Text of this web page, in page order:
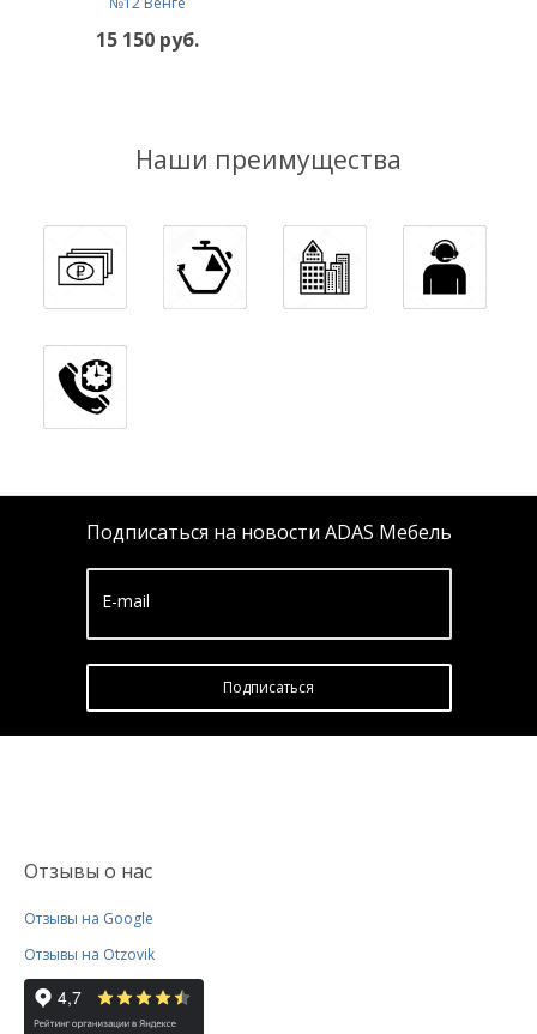
15 150 руб.
Наши преимущества
Подписаться на новости ADAS Мебель
E-mail
Подписатьcя
Отзывы о нас
Отзывы на Google
Отзывы на Otzovik